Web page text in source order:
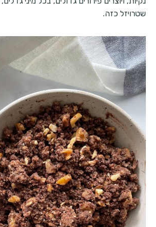
שטרויזל כזה.